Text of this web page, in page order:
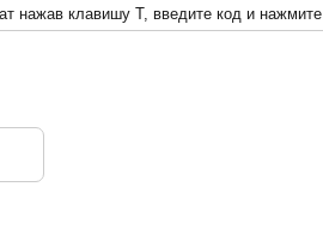
нажав клавишу T, введите код и